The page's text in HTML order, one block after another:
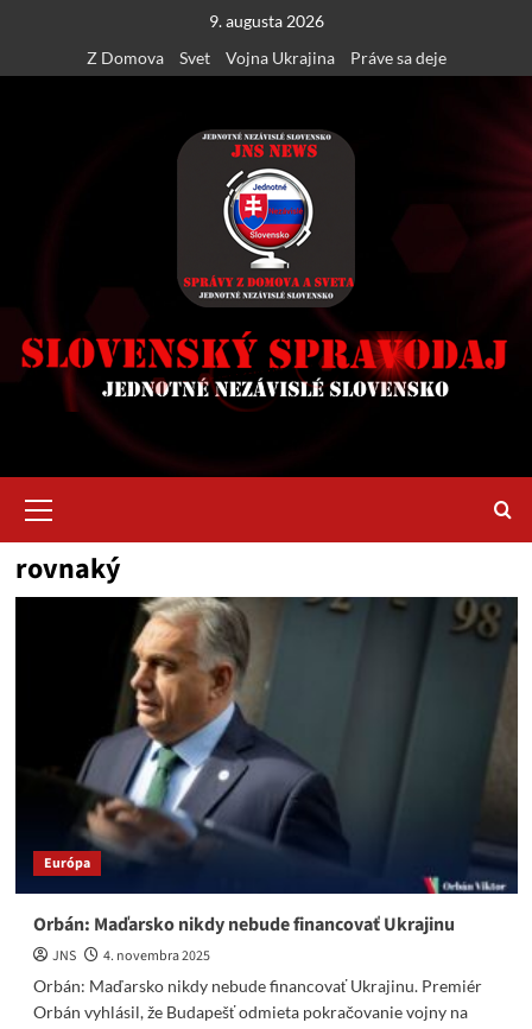
content
9. augusta 2026
Z Domova
Svet Vojna Ukrajina Práve sa deje
Menu
rovnaký
Európa
Orbán: Maďarsko nikdy nebude financovať Ukrajinu
JNS
4. novembra 2025
Orbán: Maďarsko nikdy nebude financovať Ukrajinu. Premiér
Orbán vyhlásil, že Budapešť odmieta pokračovanie vojny na